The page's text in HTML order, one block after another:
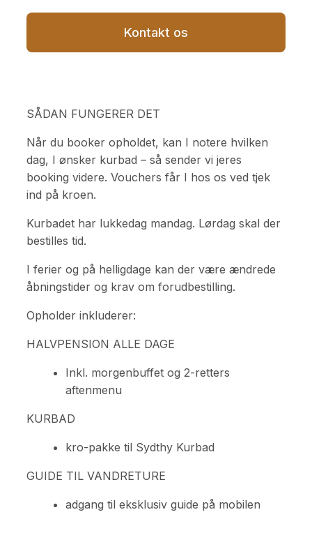
Kontakt os
SÅDAN FUNGERER DET
Når du booker opholdet, kan I notere hvilken
dag, I ønsker kurbad – så sender vi jeres
booking videre. Vouchers får I hos os ved tjek
ind på kroen.
Kurbadet har lukkedag mandag. Lørdag skal der
bestilles tid.
I ferier og på helligdage kan der være ændrede
åbningstider og krav om forudbestilling.
Opholder inkluderer:
HALVPENSION ALLE DAGE
Inkl. morgenbuffet og 2-retters
aftenmenu
KURBAD
kro-pakke til Sydthy Kurbad
GUIDE TIL VANDRETURE
adgang til eksklusiv guide på mobilen